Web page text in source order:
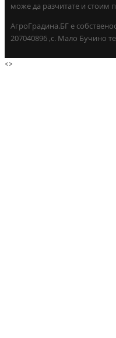
може да разчитате и стоим
АгроГрадина.БГ е
207040896 ,с. Мало Бучино
<>